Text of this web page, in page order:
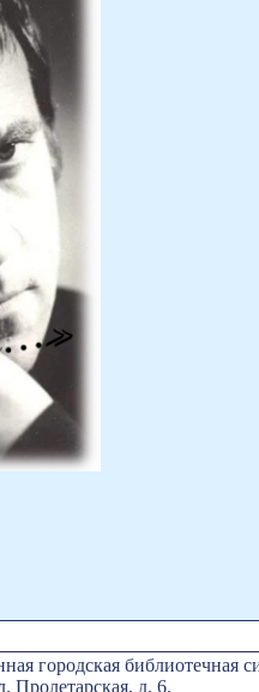
городская библиотечная
Пролетарская, д. 6.